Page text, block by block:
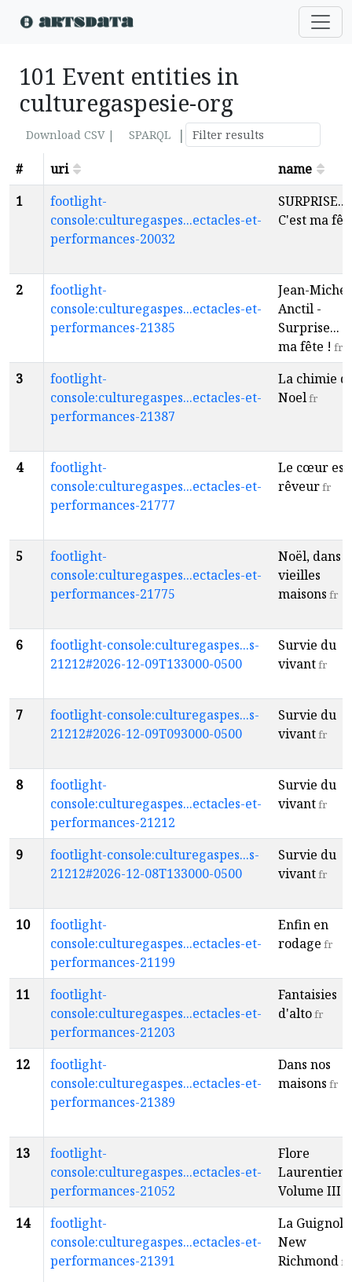
101 Event entities in
culturegaspesie-org
Download CSV | SPARQL
|
#
uri
name
1
footlight-
console:culturegaspes...ectacles-et-
performances-20032
SURPRISE...
C'est ma
2
footlight-
console:culturegaspes...ectacles-et-
performances-21385
Jean-Michel
Anctil -
Surprise...
ma fête ! fr
3
footlight-
console:culturegaspes...ectacles-et-
performances-21387
La chimie
Noelfr
4
footlight-
console:culturegaspes...ectacles-et-
performances-21777
Le cœur est
rêveurfr
5
footlight-
console:culturegaspes...ectacles-et-
performances-21775
Noël, dans
vieilles
maisons fr
6
footlight-console:culturegaspes...s-
21212#2026-12-09T133000-0500
Survie du
vivantfr
7
footlight-console:culturegaspes...s-
21212#2026-12-09T093000-0500
Survie du
vivantfr
8
footlight-
console:culturegaspes...ectacles-et-
performances-21212
Survie du
vivantfr
9
footlight-console:culturegaspes...s-
21212#2026-12-08T133000-0500
Survie du
vivantfr
10
footlight-
console:culturegaspes...ectacles-et-
performances-21199
Enfin en
rodage fr
11
footlight-
console:culturegaspes...ectacles-et-
performances-21203
Fantaisies
d'altofr
12
footlight-
console:culturegaspes...ectacles-et-
performances-21389
Dans nos
maisons fr
13
footlight-
console:culturegaspes...ectacles-et-
performances-21052
Flore
Volume III
14
footlight-
console:culturegaspes...ectacles-et-
performances-21391
La
New
Richmondfr